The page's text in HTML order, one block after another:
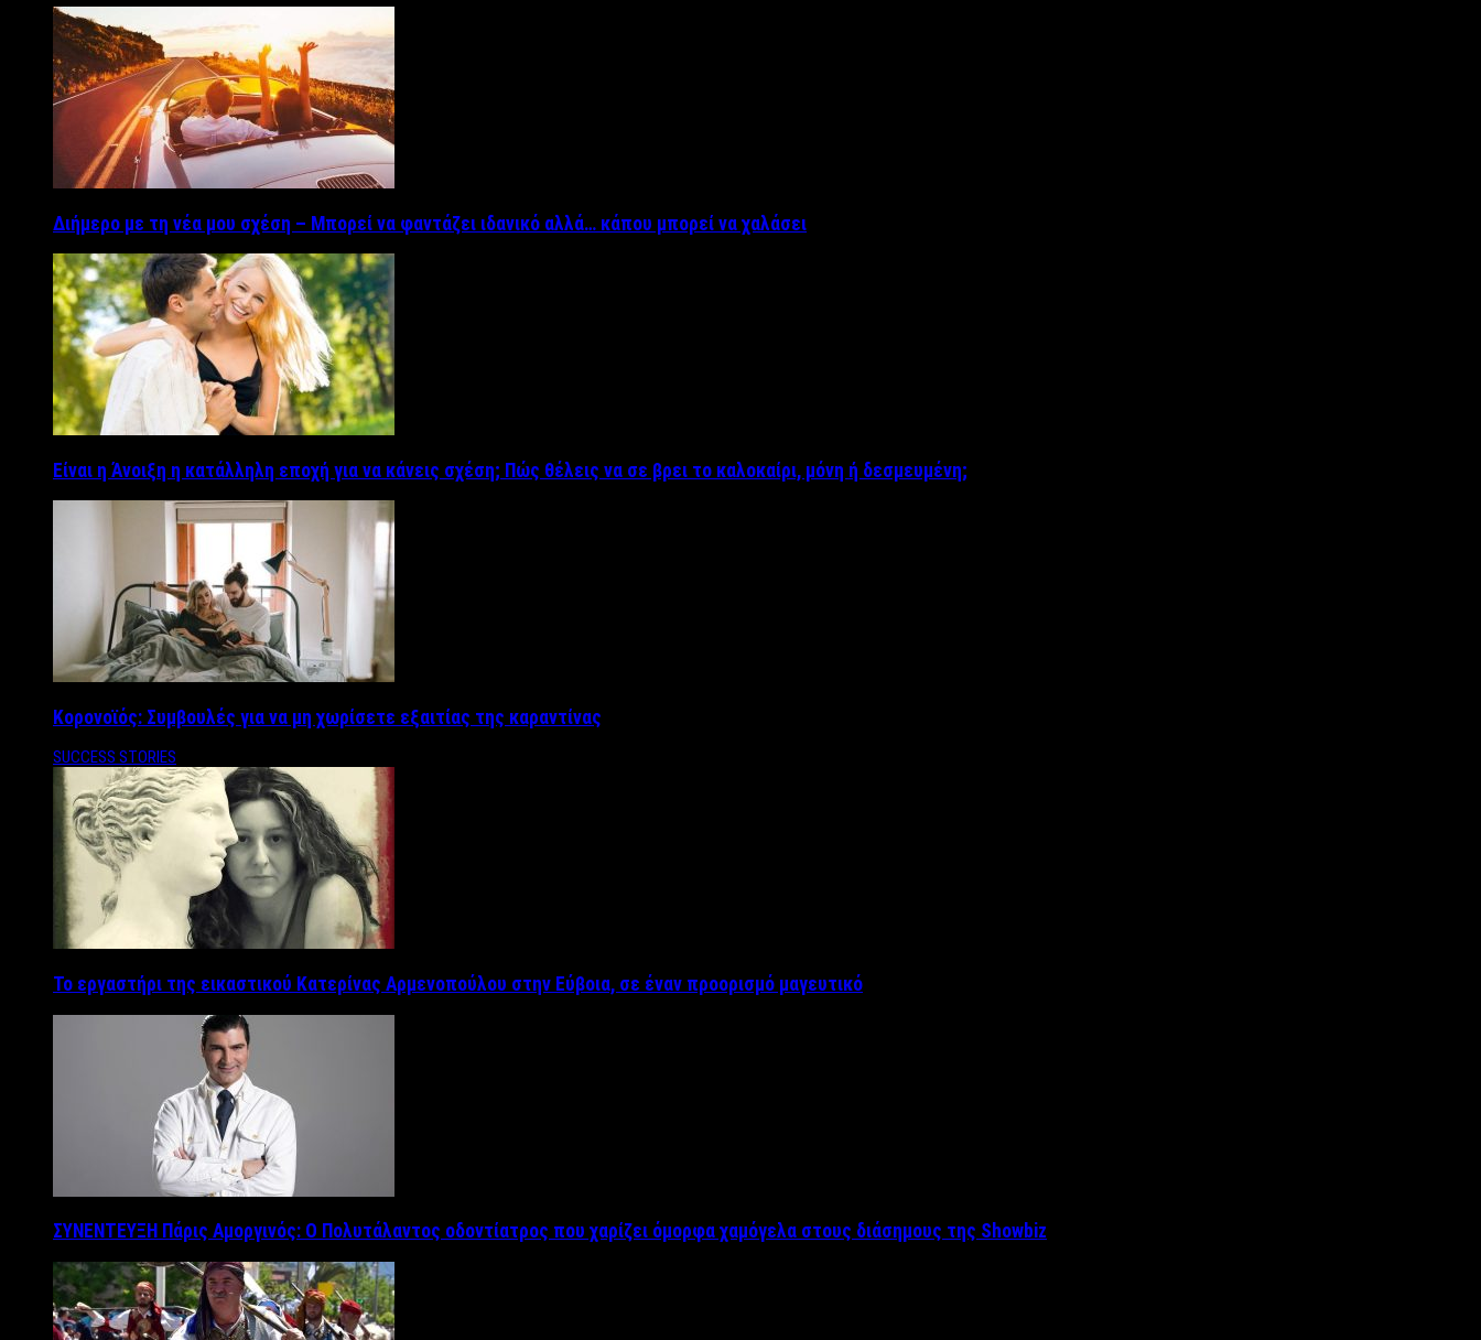
Διήμερο με τη νέα μου σχέση – Μπορεί να φαντάζει ιδανικό αλλά… κάπου μπορεί να χαλάσει
Είναι η Άνοιξη η κατάλληλη εποχή για να κάνεις σχέση; Πώς θέλεις να σε βρει το καλοκαίρι, μόνη ή δεσμευμένη;
Κορονοϊός: Συμβουλές για να μη χωρίσετε εξαιτίας της καραντίνας
SUCCESS STORIES
Το εργαστήρι της εικαστικού Κατερίνας Αρμενοπούλου στην Εύβοια, σε έναν προορισμό μαγευτικό
ΣΥΝΕΝΤΕΥΞΗ Πάρις Αμοργινός: O Πολυτάλαντος οδοντίατρος που χαρίζει όμορφα χαμόγελα στους διάσημους της Showbiz